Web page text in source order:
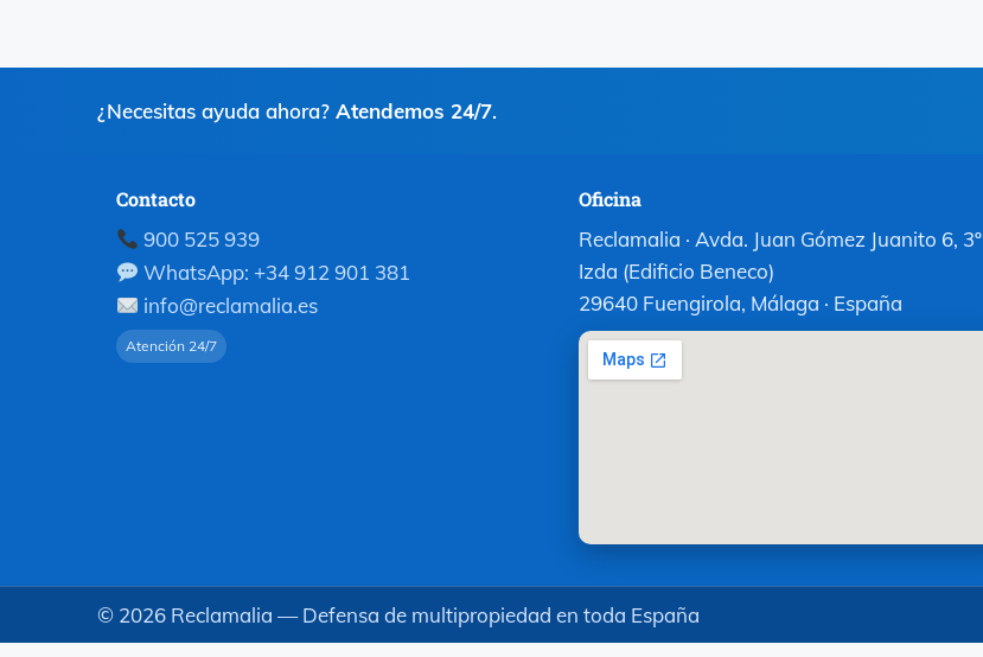
¿Necesitas ayuda ahora? Atendemos 24/7.
Contacto
900 525 939
WhatsApp: +34 912 901 381
info@reclamalia.es
Atención 24/7
Oficina
Reclamalia · Avda. Juan Gómez Juanito 6, 3º
Izda (Edificio Beneco)
29640 Fuengirola, Málaga · España
© 2026 Reclamalia — Defensa de multipropiedad en toda España